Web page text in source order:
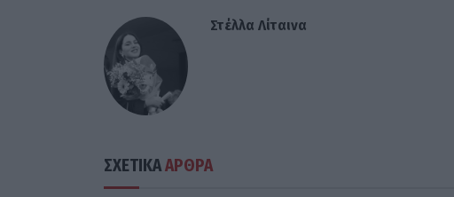
Στέλλα Λίταινα
ΣΧΕΤΙΚΑΑΡΘΡΑ